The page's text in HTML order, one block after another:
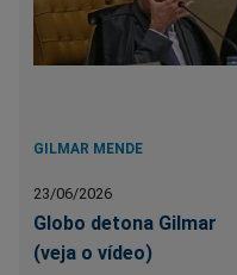
GILMAR MENDE
23/06/2026
Globo detona Gilmar
(veja o vídeo)